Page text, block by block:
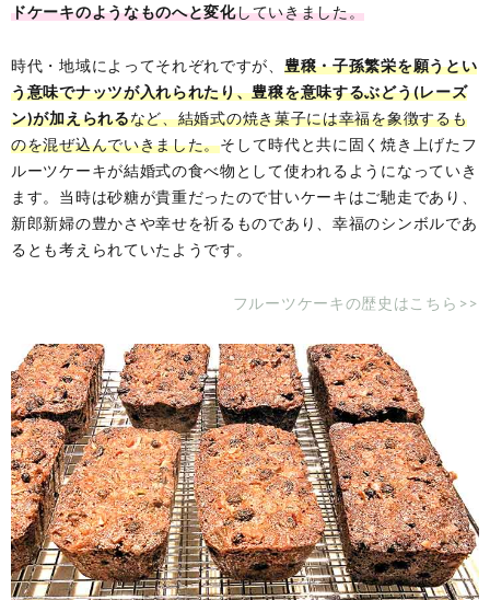
ドケーキのようなものへと変化していきました。
時代・地域によってそれぞれですが、 豊穣・子孫繁栄を願うとい
う意味でナッツが入れられたり、豊穣を意味するぶどう(レーズ
ン)が加えられるなど、結婚式の焼き菓子には幸福を象徴するも
のを混ぜ込んでいきました。そして時代と共に固く焼き上げたフ
ルーツケーキが結婚式の食べ物として使われるようになっていき
ます。当時は砂糖が貴重だったので甘いケーキはご馳走であり、
新郎新婦の豊かさや幸せを祈るものであり、幸福のシンボルであ
るとも考えられていたようです。
フルーツケーキの歴史はこちら>>